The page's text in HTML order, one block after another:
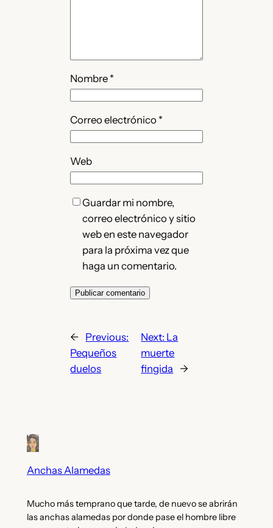
Nombre *
Correo electrónico *
Web
Guardar mi nombre,
correo electrónico y sitio
web en este navegador
para la próxima vez que
haga un comentario.
← Previous:
Pequeños
duelos
Next: La
muerte
fingida
→
Anchas Alamedas
Mucho más temprano que tarde, de nuevo se abrirán
las anchas alamedas por donde pase el hombre libre